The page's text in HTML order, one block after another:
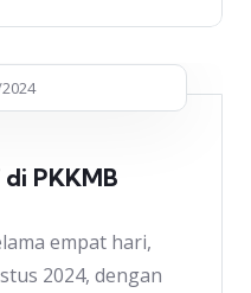
PKKMB
empat hari,
2024, dengan